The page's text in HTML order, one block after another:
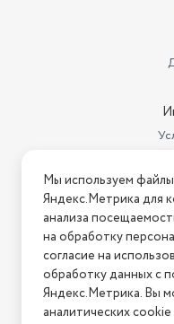
Нашли ошибку
2026 © Интернет-
Политика
Мы используем
Яндекс.Метрика для
анализа
на обработку
согласие на
обработку данных с
Яндекс.Метрика. Вы
аналитических